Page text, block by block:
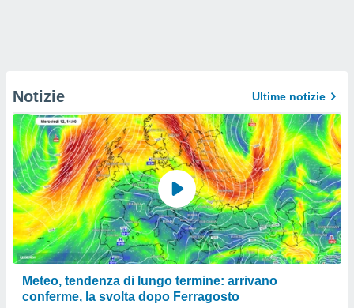
Notizie Ultime notizie
Meteo, tendenza di lungo termine: arrivano
conferme, la svolta dopo Ferragosto